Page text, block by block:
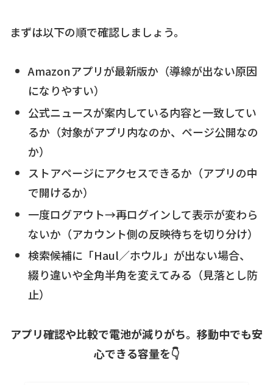
まずは以下の順で確認しましょう。
Amazonアプリが最新版か（導線が出ない原因
になりやすい）
公式ニュースが案内している内容と一致してい
るか（対象がアプリ内なのか、ページ公開なの
か）
ストアページにアクセスできるか（アプリの中
で開けるか）
一度ログアウト→再ログインして表示が変わら
ないか（アカウント側の反映待ちを切り分け）
検索候補に「Haul／ホウル」が出ない場合、
綴り違いや全角半角を変えてみる（見落とし防
止）
アプリ確認や比較で電池が減りがち。移動中でも安
心できる容量を👇